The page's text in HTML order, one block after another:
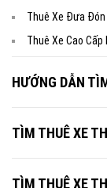
Thuê Xe Đưa Đón
Thuê Xe Cao Cấp
HƯỚNG DẪN
TÌM THUÊ XE
TÌM THUÊ XE